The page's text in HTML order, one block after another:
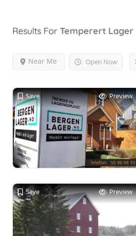
Results For Temperert Lager
Open Now
Near Me
Save Preview
Save Preview